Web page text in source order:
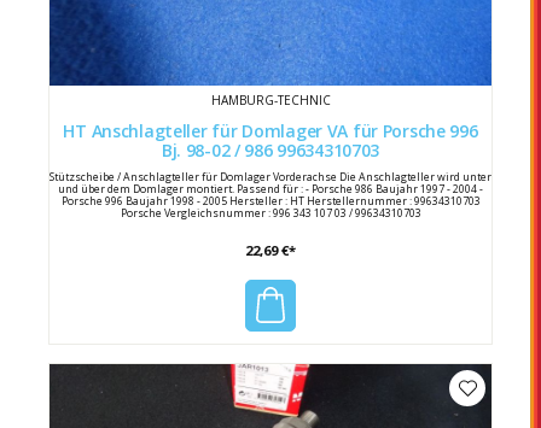
HAMBURG-TECHNIC
HT Anschlagteller für Domlager VA für Porsche 996
Bj. 98-02 / 986 99634310703
Stützscheibe / Anschlagteller für Domlager Vorderachse Die Anschlagteller wird unter
und über dem Domlager montiert. Passend für : - Porsche 986 Baujahr 1997 - 2004 -
Porsche 996 Baujahr 1998 - 2005 Hersteller : HT Herstellernummer : 99634310703
Porsche Vergleichsnummer : 996 343 107 03 / 99634310703
22,69 €*